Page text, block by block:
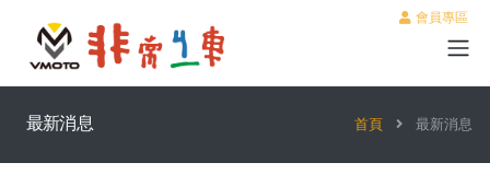
會員專區
最新消息 首頁 最新消息